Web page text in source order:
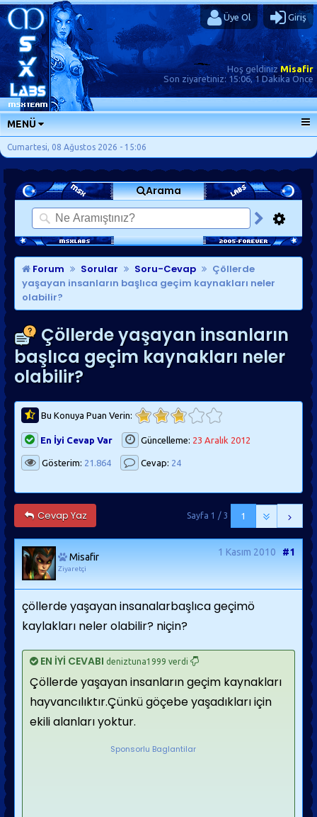
Üye Ol Giriş
Hoş geldinizMisafir
Son ziyaretiniz: 15:06, 1 Dakika Önce
MENÜ
ANA SAYFA
FORUMLAR
SORU-CEVAP
GÜNLÜKLER
SON MESAJLAR
KISAYOLLAR
Cumartesi, 08 Ağustos 2026 - 15:06
Arama
Forum Sorular Soru-Cevap
Çöllerde
yaşayan insanların başlıca geçim kaynakları neler
olabilir?
Çöllerde yaşayan insanların
başlıca geçim kaynakları neler
olabilir?
Bu Konuya Puan Verin:
En İyi Cevap Var Güncelleme: 23 Aralık 2012
Gösterim: 21.864 Cevap: 24
Cevap Yaz 1
Sayfa 1 / 3
Misafir
Ziyaretçi
1 Kasım 2010 #1
çöllerde yaşayan insanalarbaşlıca geçimö
kaylakları neler olabilir? niçin?
EN İYİ CEVABI deniztuna1999 verdi
Çöllerde yaşayan insanların geçim kaynakları
hayvancılıktır.Çünkü göçebe yaşadıkları için
ekili alanları yoktur.
Sponsorlu Baglantilar